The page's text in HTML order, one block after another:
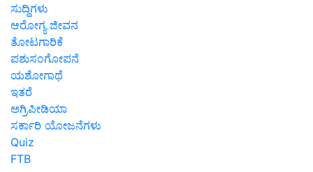
ಸುದ್ದಿಗಳು
ಆರೋಗ್ಯ ಜೀವನ
ತೋಟಗಾರಿಕೆ
ಪಶುಸಂಗೋಪನೆ
ಯಶೋಗಾಥೆ
ಇತರೆ
ಅಗ್ರಿಪೀಡಿಯಾ
ಸರ್ಕಾರಿ ಯೋಜನೆಗಳು
Quiz
FTB